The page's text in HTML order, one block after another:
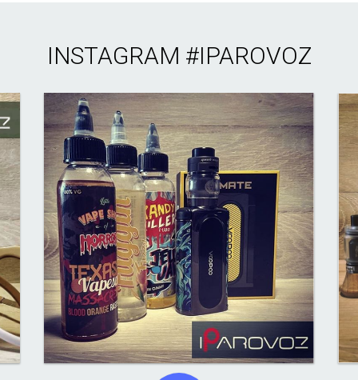
INSTAGRAM #IPAROVOZ